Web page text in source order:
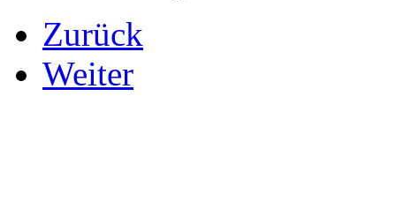
Zurück
Weiter